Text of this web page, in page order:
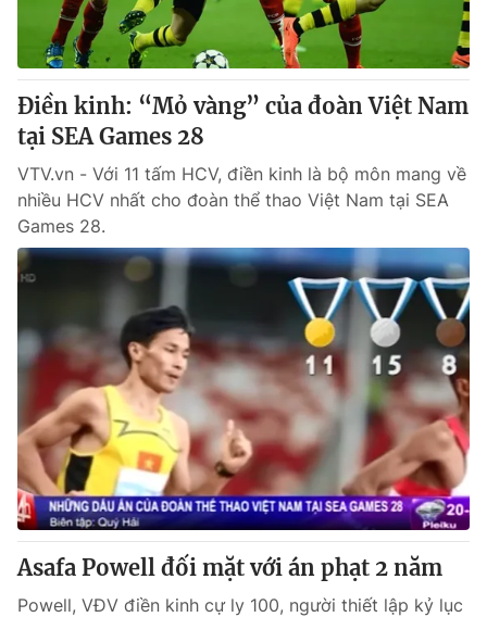
Điền kinh: “Mỏ vàng” của đoàn Việt Nam
tại SEA Games 28
VTV.vn - Với 11 tấm HCV, điền kinh là bộ môn mang về
nhiều HCV nhất cho đoàn thể thao Việt Nam tại SEA
Games 28.
Asafa Powell đối mặt với án phạt 2 năm
Powell, VĐV điền kinh cự ly 100, người thiết lập kỷ lục